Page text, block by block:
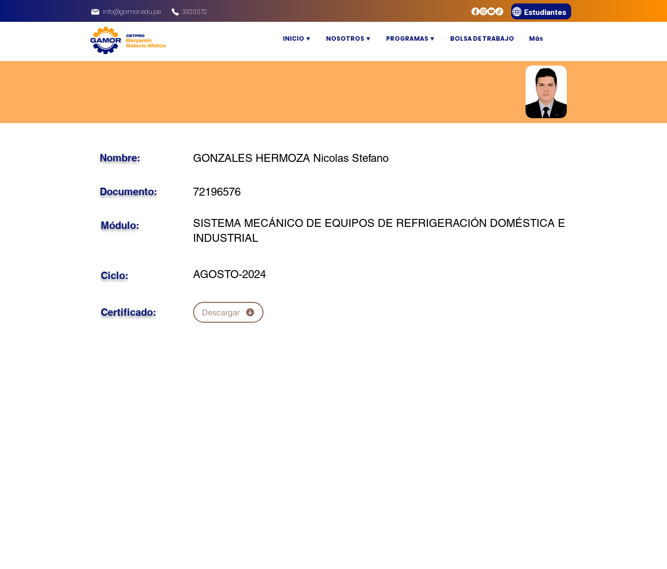
info@gamor.edu.pe 3320072 Estudiantes
INICIO ▼ NOSOTROS ▼ PROGRAMAS ▼ BOLSA DE TRABAJO Más
GONZALES HERMOZA Nicolas Stefano
Nombre:
72196576
Documento:
SISTEMA MECÁNICO DE EQUIPOS DE REFRIGERACIÓN DOMÉSTICA E
INDUSTRIAL
Módulo:
AGOSTO-2024
Ciclo:
Certificado: Descargar